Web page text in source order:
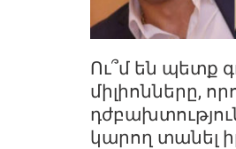
Ու՞մ են պետք
միլիոնները,
կարող տանել